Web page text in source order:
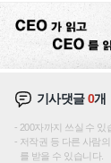
기사댓글0개
200자까지 쓰실 수 있
저작권 등 다른 사람
를 받을 수 있습니다.